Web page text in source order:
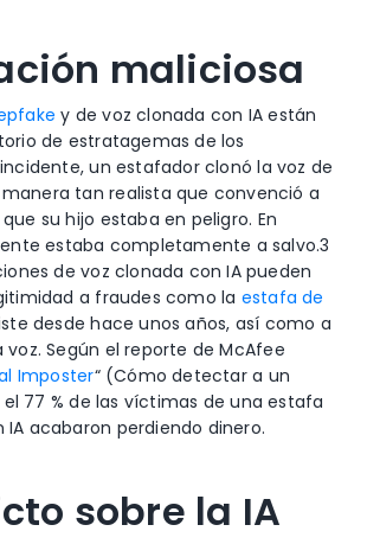
maliciosa
y de voz clonada con IA están
de estratagemas de los
un estafador clonó la voz de
tan realista que convenció a
su hijo estaba en peligro. En
estaba completamente a salvo.3
de voz clonada con IA pueden
a fraudes como la estafa de
desde hace unos años, así como a
Según el reporte de McAfee
Imposter“(Cómo detectar a un
77 % de las víctimas de una estafa
acabaron perdiendo dinero.
sobre la IA